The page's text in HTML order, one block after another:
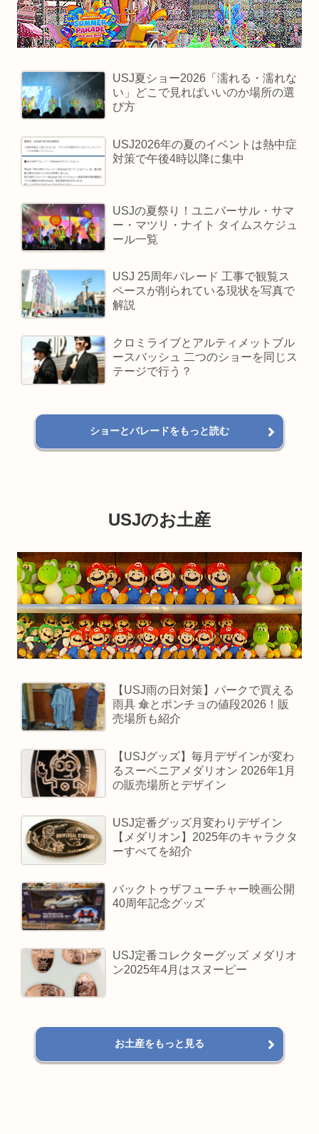
USJ夏ショー2026「濡れる・濡れな
い」どこで見ればいいのか場所の選
び方
USJ2026年の夏のイベントは熱中症
対策で午後4時以降に集中
USJの夏祭り！ユニバーサル・サマ
ー・マツリ・ナイト タイムスケジュ
ール一覧
USJ 25周年パレード 工事で観覧ス
ペースが削られている現状を写真で
解説
クロミライブとアルティメットブル
ースバッシュ 二つのショーを同じス
テージで行う？
ショーとバレードをもっと読む
USJのお土産
【USJ雨の日対策】パークで買える
雨具 傘とポンチョの値段2026！販
売場所も紹介
【USJグッズ】毎月デザインが変わ
るスーベニアメダリオン 2026年1月
の販売場所とデザイン
USJ定番グッズ月変わりデザイン
【メダリオン】2025年のキャラクタ
ーすべてを紹介
バックトゥザフューチャー映画公開
40周年記念グッズ
USJ定番コレクターグッズ メダリオ
ン2025年4月はスヌーピー
お土産をもっと見る